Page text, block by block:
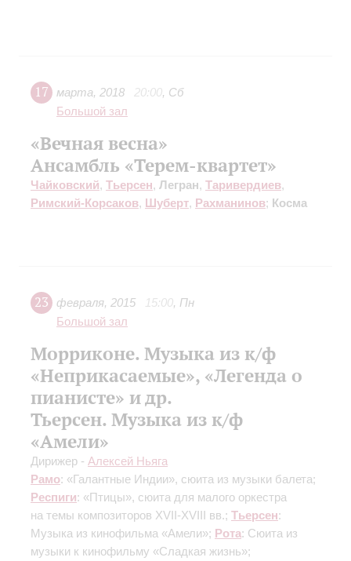
17 марта, 2018 20:00, Сб
Большой зал
«Вечная весна»
Ансамбль «Терем-квартет»
Чайковский, Тьерсен, Легран, Таривердиев,
Римский-Корсаков, Шуберт, Рахманинов; Косма
23 февраля, 2015 15:00, Пн
Большой зал
Морриконе. Музыка из к/ф
«Неприкасаемые», «Легенда о
пианисте» и др.
Тьерсен. Музыка из к/ф
«Амели»
Дирижер - Алексей Ньяга
Рамо: «Галантные Индии», сюита из музыки балета;
Респиги: «Птицы», сюита для малого оркестра
на темы композиторов XVII-XVIII вв.; Тьерсен:
Музыка из кинофильма «Амели»; Рота: Cюита из
музыки к кинофильму «Сладкая жизнь»;